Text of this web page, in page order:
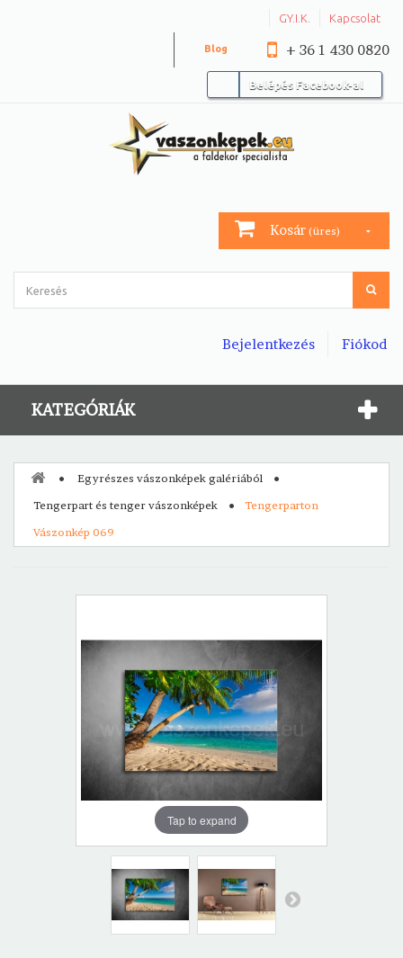
GY.I.K. Kapcsolat
+ 36 1 430 0820
Blog
Belépés Facebook-al
Kosár (üres)
Fiókod
Bejelentkezés
KATEGÓRIÁK
Egyrészes vászonképek galériából
Tengerpart és tenger vászonképek
Tengerparton
Vászonkép 069
Tap to expand